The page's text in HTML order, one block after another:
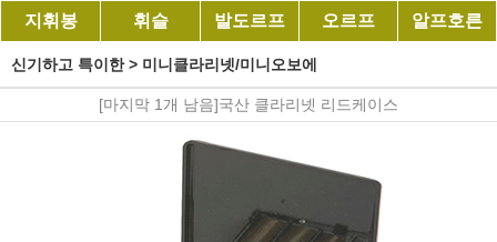
지휘봉 휘슬 발도르프 오르프 알프호른
신기하고 특이한> 미니클라리넷/미니오보에
[마지막 1개 남음]국산 클라리넷 리드케이스